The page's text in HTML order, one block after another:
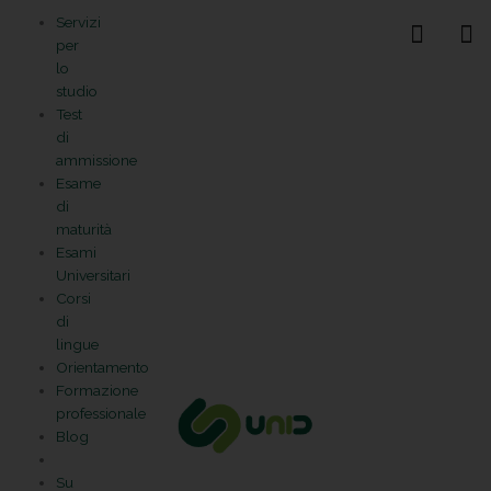
contenuto
Servizi
per
lo
studio
Test
di
ammissione
Esame
di
maturità
Esami
Universitari
Corsi
di
lingue
Orientamento
Formazione
professionale
Blog
Su